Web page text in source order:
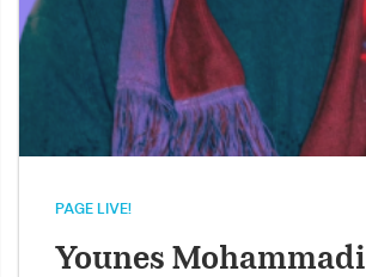
PAGE LIVE!
Younes Mohammadi